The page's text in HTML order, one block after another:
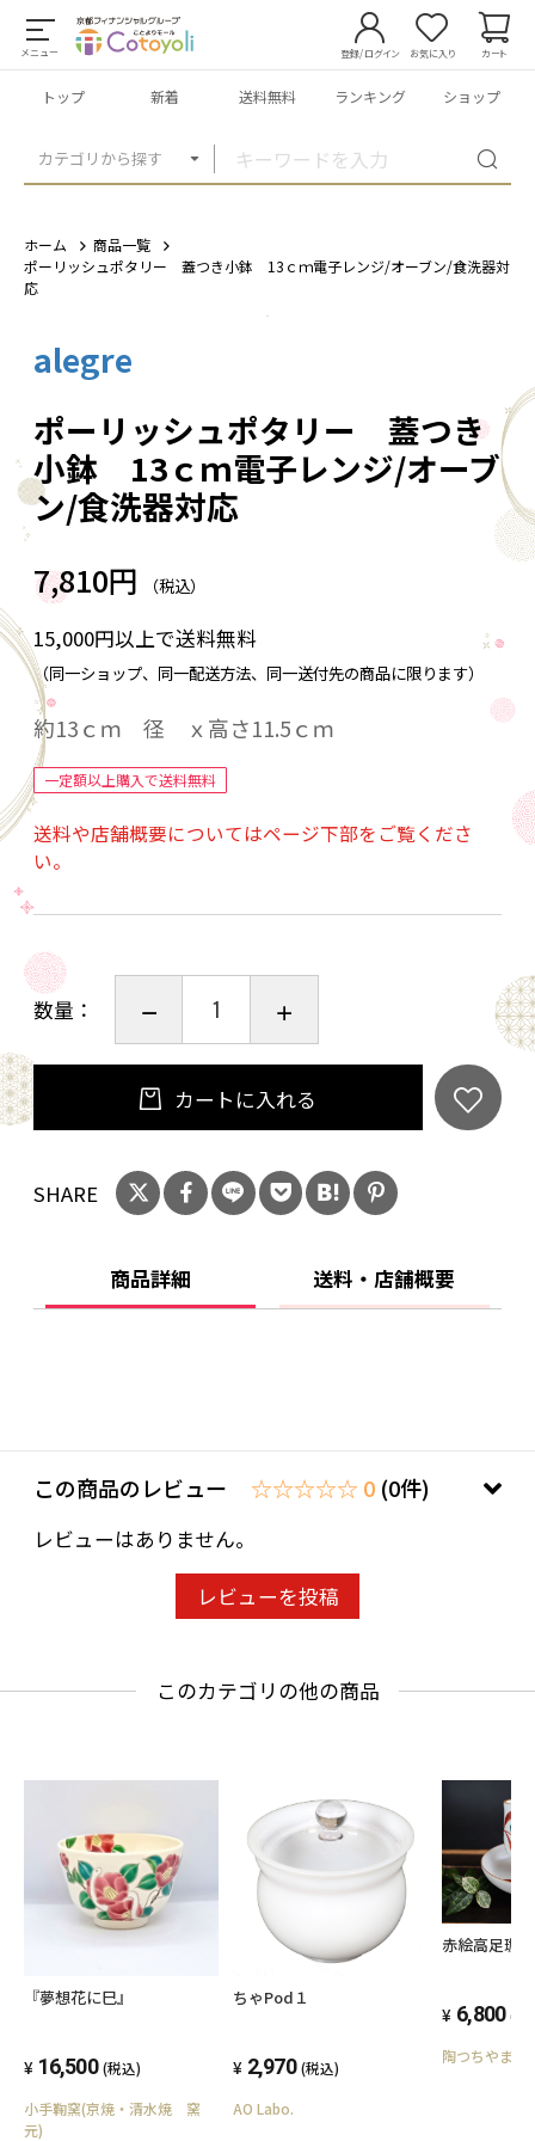
メニュー
カテゴリから探す
登録/ログイン お気に入り カート
トップ 新着 送料無料 ランキング ショップ
ホーム
商品一覧
ポーリッシュポタリー 蓋つき小鉢 13ｃｍ電子レンジ/オーブン/食洗器対
応
alegre
ポーリッシュポタリー 蓋つき
小鉢 13ｃｍ電子レンジ/オーブ
ン/食洗器対応
7,810円 （税込）
15,000円以上で送料無料
（同一ショップ、同一配送方法、同一送付先の商品に限ります）
約13ｃｍ 径 ｘ高さ11.5ｃｍ
一定額以上購入で送料無料
送料や店舗概要についてはページ下部をご覧くださ
い。
数量：
カートに入れる
SHARE
商品詳細 送料・店舗概要
この商品のレビュー ☆☆☆☆☆ 0 (0件)
レビューはありません。
レビューを投稿
このカテゴリの他の商品
『夢想花に巳』
16,500 (税込)
小手鞠窯(京焼・清水焼 窯
元)
ちゃPod１
2,970 (税込)
AO Labo.
赤絵高足珈
6,800 (税
陶つちやま